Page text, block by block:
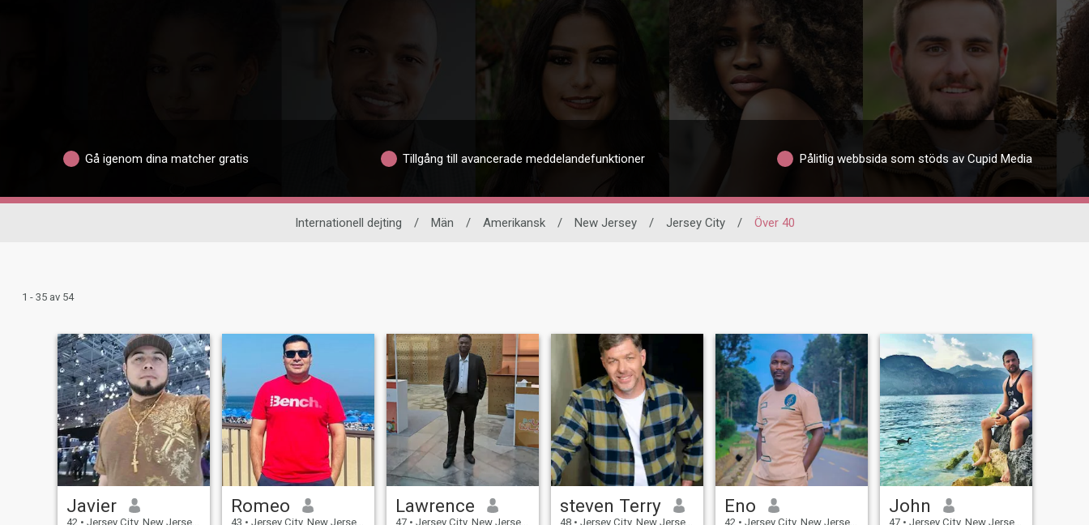
Gå igenom dina matcher gratis Tillgång till avancerade meddelandefunktioner Pålitlig webbsida som stöds av Cupid Media
Internationell dejting / Män / Amerikansk / New Jersey / Jersey City / Över 40
1 - 35 av 54
Javier
42 • Jersey City, New Jersey, USA
Romeo
43 • Jersey City, New Jersey, USA
Lawrence
47 • Jersey City, New Jersey, USA
steven Terry
48 • Jersey City, New Jersey, USA
Eno
42 • Jersey City, New Jersey, USA
John
47 • Jersey City, New Jersey, USA